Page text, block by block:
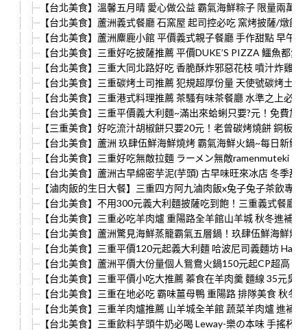
【台北美食】溫馨五月晴 愛心做公益 霸氣海鮮粽子 限量兩萬
【台北美食】蘆洲義式餐廳 石窯屋 起司控必吃 窯烤披薩/燉飯
【台北美食】蘆洲麋鹿小館 平價義式親子餐廳 手作甜點 早午
【台北美食】三重好吃披薩推薦 平價DUKE’S PIZZA 鱷魚都
【台北美食】三重大同北路好吃 香脆酥炸邪惡花枝 噴汁炸雞
【台北美食】三重碳烤土司推薦 犯規超厚份量 天使號碳烤土
【台北美食】三重港式料理推薦 茶騷有味茶餐廳 水準之上必
【台北美食】三重平價義大利麵~滿出來蛤蜊只要?元！免費
【三重美食】好吃流汁胡椒餅只要20元！老曾碳烤燒餅 銅板
【台北美食】蘆洲 玖肆伍鮮海鮮燒烤 霸氣海鮮火鍋~每日新
【台北美食】三重好吃無敵拉麵 ラーメン無敵ramenmuteki
【台北美食】蘆洲古早綿密芋泥(芋頭) 古早味旺來冰店 冬季
【滷肉飯的生日大餐】三重四方阿九滷肉飯x兔子兔子茶飲專賣
【台北美食】不用300元義大利麵披薩吃到飽！三重義式餐廳
【台北美食】三重必吃羊肉爐 重陽路全羊館山羊城 秋冬進補
【台北美食】蘆洲驚見海鮮蒸籠霸氣五層鍋！玖肆伍鮮海鮮
【台北美食】三重平價120元起義大利麵 哈波尼司義麵坊
【台北美食】蘆洲平價大份量個人鴛鴦火鍋150元起CP超高
【台北美食】三重平價小吃大推薦 蓁食在羊肉羹 麵線 35元臭
【台北美食】三重在地必吃 霸味薑母鴨 重陽路 排隊美食 秋
【台北美食】三重羊肉爐推薦 山羊城全羊館 蔬菜羊肉爐 進補
【台北美食】三重飲料芋頭牛奶必喝 Leway-樂の本味 手搖